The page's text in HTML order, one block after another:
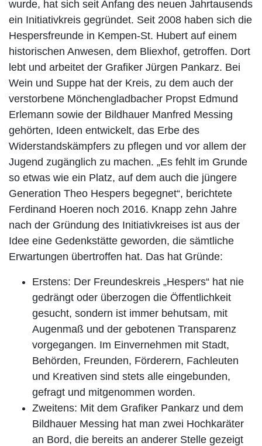
wurde, hat sich seit Anfang des neuen Jahrtausends
ein Initiativkreis gegründet. Seit 2008 haben sich die
Hespersfreunde in Kempen-St. Hubert auf einem
historischen Anwesen, dem Bliexhof, getroffen. Dort
lebt und arbeitet der Grafiker Jürgen Pankarz. Bei
Wein und Suppe hat der Kreis, zu dem auch der
verstorbene Mönchengladbacher Propst Edmund
Erlemann sowie der Bildhauer Manfred Messing
gehörten, Ideen entwickelt, das Erbe des
Widerstandskämpfers zu pflegen und vor allem der
Jugend zugänglich zu machen. „Es fehlt im Grunde
so etwas wie ein Platz, auf dem auch die jüngere
Generation Theo Hespers begegnet“, berichtete
Ferdinand Hoeren noch 2016. Knapp zehn Jahre
nach der Gründung des Initiativkreises ist aus der
Idee eine Gedenkstätte geworden, die sämtliche
Erwartungen übertroffen hat. Das hat Gründe:
Erstens: Der Freundeskreis „Hespers“ hat nie
gedrängt oder überzogen die Öffentlichkeit
gesucht, sondern ist immer behutsam, mit
Augenmaß und der gebotenen Transparenz
vorgegangen. Im Einvernehmen mit Stadt,
Behörden, Freunden, Förderern, Fachleuten
und Kreativen sind stets alle eingebunden,
gefragt und mitgenommen worden.
Zweitens: Mit dem Grafiker Pankarz und dem
Bildhauer Messing hat man zwei Hochkaräter
an Bord, die bereits an anderer Stelle gezeigt